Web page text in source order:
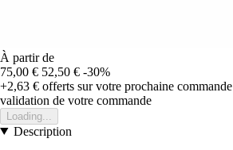
À partir de
75,00 € 52,50 € -30%
+2,63 € offerts sur votre prochaine commande
validation de votre commande
Loading...
Description